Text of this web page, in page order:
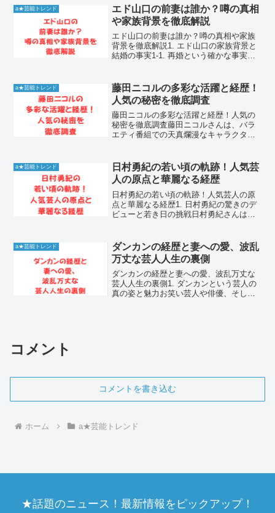
ンバーとして活動を開始しました。長年
にわたり...
a★芸能トレンド
エド山口の前妻は誰か？噂の真相
や家族背景を徹底解説
エド山口の前妻は誰か？噂の真相や家族
背景を徹底解説1. エド山口の家族背景と
結婚の事実1-1. 再婚という確かな事実エ
す。彼は過去に結婚と離婚を経験し、現
在は元アイドル...
a★芸能トレンド
藤田ニコルの多彩な活躍と経歴！
人気の秘密を徹底調査
藤田ニコルの多彩な活躍と経歴！人気の
秘密を徹底調査藤田ニコルさんは、バラ
エティ番組での天真爛漫なキャラクター
タレントです。デビュー当初のポップな
イメージから、現在は洗練...
a★芸能トレンド
日村勇紀の若い頃の軌跡！人気芸
人の原点と華麗なる経歴
日村勇紀の若い頃の軌跡！人気芸人の原
点と華麗なる経歴1. 日村勇紀の驚きのデ
ビューと若き日の挑戦日村勇紀さんは、
ケ担当として知られています。デビュー
当時の彼は、今とはま...
a★芸能トレンド
ダンカンの経歴と妻への愛、波乱
万丈な芸人人生の裏側
ダンカンの経歴と妻への愛、波乱万丈な
芸人人生の裏側1. ダンカンという芸人の
真の姿と魅力お笑い芸人や俳優、そして
コメント
コメントを書き込む
ホーム a★芸能トレンド
★話題のニュース！最新情報をピックアップ！